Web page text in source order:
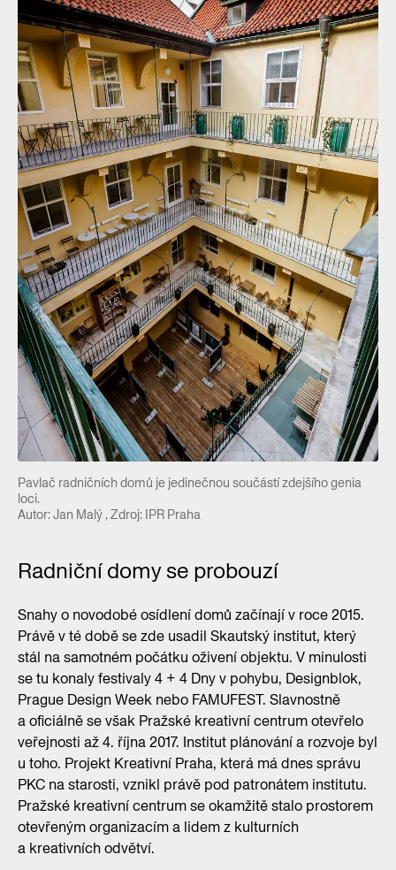
Pavlač radničních domů je jedinečnou součástí zdejšího genia
loci.
Autor: Jan Malý , Zdroj: IPR Praha
Radniční domy se probouzí
Snahy o novodobé osídlení domů začínají v roce 2015.
Právě v té době se zde usadil Skautský institut, který
stál na samotném počátku oživení objektu. V minulosti
se tu konaly festivaly 4 + 4 Dny v pohybu, Designblok,
Prague Design Week nebo FAMUFEST. Slavnostně
a oficiálně se však Pražské kreativní centrum otevřelo
veřejnosti až 4. října 2017. Institut plánování a rozvoje byl
u toho. Projekt Kreativní Praha, která má dnes správu
PKC na starosti, vznikl právě pod patronátem institutu.
Pražské kreativní centrum se okamžitě stalo prostorem
otevřeným organizacím a lidem z kulturních
a kreativních odvětví.